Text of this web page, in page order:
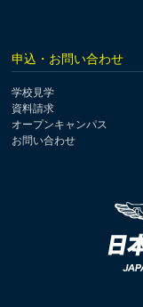
申込・お問い合わせ
学校見学
資料請求
オープンキャンパス
お問い合わせ